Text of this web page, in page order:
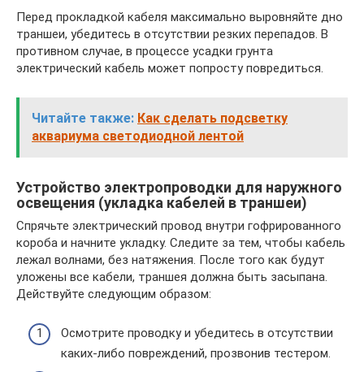
Перед прокладкой кабеля максимально выровняйте дно
траншеи, убедитесь в отсутствии резких перепадов. В
противном случае, в процессе усадки грунта
электрический кабель может попросту повредиться.
Читайте также: Как сделать подсветку
аквариума светодиодной лентой
Устройство электропроводки для наружного
освещения (укладка кабелей в траншеи)
Спрячьте электрический провод внутри гофрированного
короба и начните укладку. Следите за тем, чтобы кабель
лежал волнами, без натяжения. После того как будут
уложены все кабели, траншея должна быть засыпана.
Действуйте следующим образом:
Осмотрите проводку и убедитесь в отсутствии
каких-либо повреждений, прозвонив тестером.